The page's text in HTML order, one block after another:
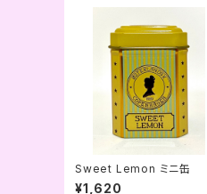
Sweet Lemon ミニ缶
¥1,620